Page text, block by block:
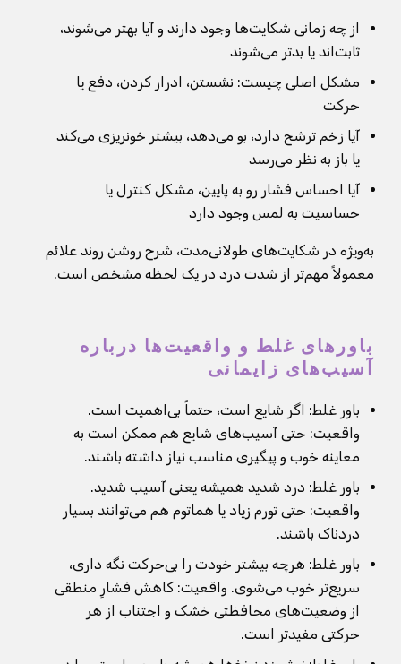
از چه زمانی شکایت‌ها وجود دارند و آیا بهتر می‌شوند،
ثابت‌اند یا بدتر می‌شوند
مشکل اصلی چیست: نشستن، ادرار کردن، دفع یا
حرکت
آیا زخم ترشح دارد، بو می‌دهد، بیشتر خونریزی می‌کند
یا باز به نظر می‌رسد
آیا احساس فشار رو به پایین، مشکل کنترل یا
حساسیت به لمس وجود دارد
به‌ویژه در شکایت‌های طولانی‌مدت، شرح روشن روند علائم
معمولاً مهم‌تر از شدت درد در یک لحظه مشخص است.
باورهای غلط و واقعیت‌ها درباره
آسیب‌های زایمانی
باور غلط: اگر شایع است، حتماً بی‌اهمیت است.
واقعیت: حتی آسیب‌های شایع هم ممکن است به
معاینه خوب و پیگیری مناسب نیاز داشته باشند.
باور غلط: درد شدید همیشه یعنی آسیب شدید.
واقعیت: حتی تورم زیاد یا هماتوم هم می‌توانند بسیار
دردناک باشند.
باور غلط: هرچه بیشتر خودت را بی‌حرکت نگه داری،
سریع‌تر خوب می‌شوی. واقعیت: کاهش فشارِ منطقی
از وضعیت‌های محافظتی خشک و اجتناب از هر
حرکتی مفیدتر است.